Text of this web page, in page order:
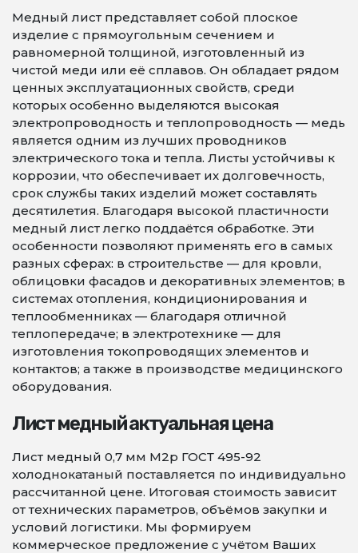
Медный лист представляет собой плоское
изделие с прямоугольным сечением и
равномерной толщиной, изготовленный из
чистой меди или её сплавов. Он обладает рядом
ценных эксплуатационных свойств, среди
которых особенно выделяются высокая
электропроводность и теплопроводность — медь
является одним из лучших проводников
электрического тока и тепла. Листы устойчивы к
коррозии, что обеспечивает их долговечность,
срок службы таких изделий может составлять
десятилетия. Благодаря высокой пластичности
медный лист легко поддаётся обработке. Эти
особенности позволяют применять его в самых
разных сферах: в строительстве — для кровли,
облицовки фасадов и декоративных элементов; в
системах отопления, кондиционирования и
теплообменниках — благодаря отличной
теплопередаче; в электротехнике — для
изготовления токопроводящих элементов и
контактов; а также в производстве медицинского
оборудования.
Лист медный актуальная цена
Лист медный 0,7 мм М2р ГОСТ 495-92
холоднокатаный поставляется по индивидуально
рассчитанной цене. Итоговая стоимость зависит
от технических параметров, объёмов закупки и
условий логистики. Мы формируем
коммерческое предложение с учётом Ваших